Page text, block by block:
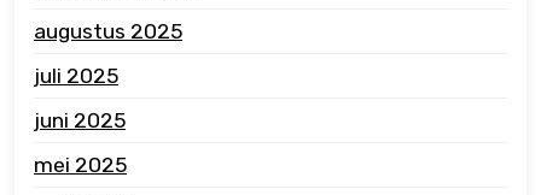
augustus 2025
juli 2025
juni 2025
mei 2025